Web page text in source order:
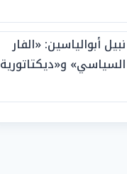
الجوائز منذ الصغر
نبيل أبوالياسين: «الفار
السياسي» و«ديكتاتورية
الفيفا».. وإقالة